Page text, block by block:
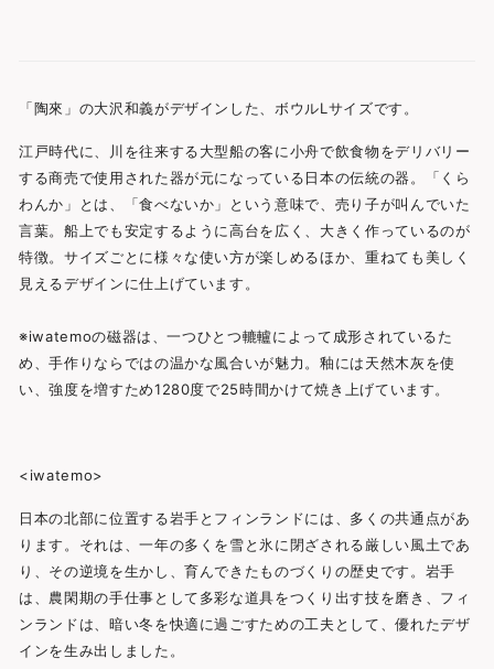
「陶來」の大沢和義がデザインした、ボウルLサイズです。
江戸時代に、川を往来する大型船の客に小舟で飲食物をデリバリー
する商売で使用された器が元になっている日本の伝統の器。「くら
わんか」とは、「食べないか」という意味で、売り子が叫んでいた
言葉。船上でも安定するように高台を広く、大きく作っているのが
特徴。サイズごとに様々な使い方が楽しめるほか、重ねても美しく
見えるデザインに仕上げています。
※iwatemoの磁器は、一つひとつ轆轤によって成形されているた
め、手作りならではの温かな風合いが魅力。釉には天然木灰を使
い、強度を増すため1280度で25時間かけて焼き上げています。
<iwatemo>
日本の北部に位置する岩手とフィンランドには、多くの共通点があ
ります。それは、一年の多くを雪と氷に閉ざされる厳しい風土であ
り、その逆境を生かし、育んできたものづくりの歴史です。岩手
は、農閑期の手仕事として多彩な道具をつくり出す技を磨き、フィ
ンランドは、暗い冬を快適に過ごすための工夫として、優れたデザ
インを生み出しました。